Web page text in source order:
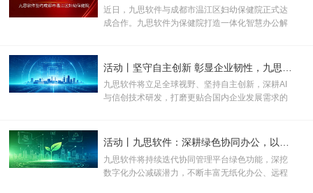
近日，九思软件与成都市温江区妇幼保健院正式达
成合作。九思软件为保健院打造一体化智慧办公解
疗服务向数字化、规范化、智能化升级。
九思软件将立足全球视野、坚持自主创新，深耕AI
与信创技术研发，打磨更贴合国内企业发展需求的
九思软件将持续迭代协同管理平台绿色功能，深挖
数字化办公减碳潜力，不断丰富无纸化办公、远程